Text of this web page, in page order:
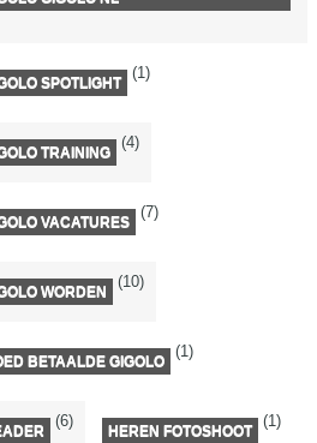
SPOTLIGHT
(1)
TRAINING
(4)
VACATURES
(7)
WORDEN
(10)
BETAALDE GIGOLO
(1)
(6)
HEREN FOTOSHOOT
(1)